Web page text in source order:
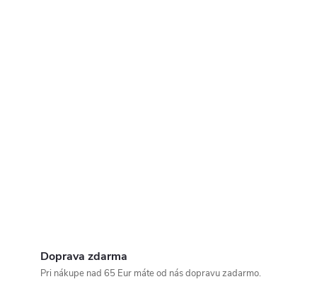
Doprava zdarma
Pri nákupe nad 65 Eur máte od nás dopravu zadarmo.